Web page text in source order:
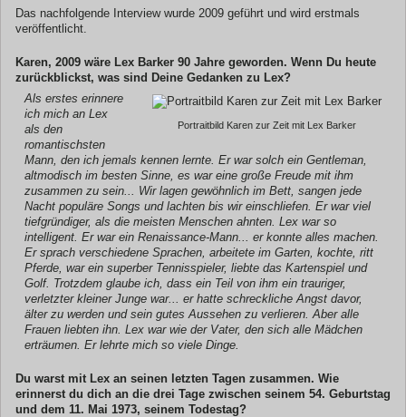
Das nachfolgende Interview wurde 2009 geführt und wird erstmals
veröffentlicht.
Karen, 2009 wäre Lex Barker 90 Jahre geworden. Wenn Du heute
zurückblickst, was sind Deine Gedanken zu Lex?
Portraitbild Karen zur Zeit mit Lex Barker
Als erstes erinnere
ich mich an Lex
als den
romantischsten
Mann, den ich jemals kennen lernte. Er war solch ein Gentleman,
altmodisch im besten Sinne, es war eine große Freude mit ihm
zusammen zu sein... Wir lagen gewöhnlich im Bett, sangen jede
Nacht populäre Songs und lachten bis wir einschliefen. Er war viel
tiefgründiger, als die meisten Menschen ahnten. Lex war so
intelligent. Er war ein Renaissance-Mann... er konnte alles machen.
Er sprach verschiedene Sprachen, arbeitete im Garten, kochte, ritt
Pferde, war ein superber Tennisspieler, liebte das Kartenspiel und
Golf. Trotzdem glaube ich, dass ein Teil von ihm ein trauriger,
verletzter kleiner Junge war... er hatte schreckliche Angst davor,
älter zu werden und sein gutes Aussehen zu verlieren. Aber alle
Frauen liebten ihn. Lex war wie der Vater, den sich alle Mädchen
erträumen. Er lehrte mich so viele Dinge.
Du warst mit Lex an seinen letzten Tagen zusammen. Wie
erinnerst du dich an die drei Tage zwischen seinem 54. Geburtstag
und dem 11. Mai 1973, seinem Todestag?